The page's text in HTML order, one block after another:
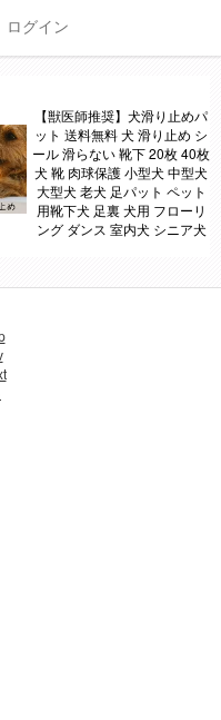
ログイン
【獣医師推奨】犬滑り止めパ
ット 送料無料 犬 滑り止め シ
ール 滑らない 靴下 20枚 40枚
犬 靴 肉球保護 小型犬 中型犬
大型犬 老犬 足パット ペット
用靴下犬 足裏 犬用 フローリ
ング ダンス 室内犬 シニア犬